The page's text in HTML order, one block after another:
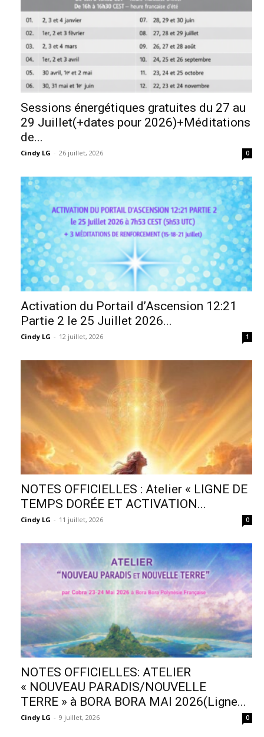
Sessions énergétiques gratuites du 27 au
29 Juillet(+dates pour 2026)+Méditations
de...
Cindy LG - 26 juillet, 2026 0
Activation du Portail d’Ascension 12:21
Partie 2 le 25 Juillet 2026...
Cindy LG - 12 juillet, 2026 1
NOTES OFFICIELLES : Atelier « LIGNE DE
TEMPS DORÉE ET ACTIVATION...
Cindy LG - 11 juillet, 2026 0
NOTES OFFICIELLES: ATELIER
« NOUVEAU PARADIS/NOUVELLE
TERRE » à BORA BORA MAI 2026(Ligne...
Cindy LG - 9 juillet, 2026 0